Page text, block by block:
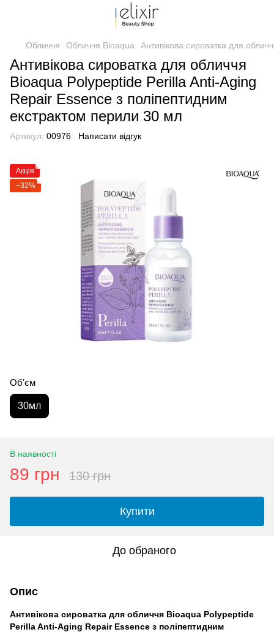
Обличчя Обличчя Bioaqua Антивікова сироватка для
Антивікова сироватка для обличчя
Bioaqua Polypeptide Perilla Anti-Aging
Repair Essence з поліпептидним
екстрактом перили 30 мл
Артикул: 00976 Написати відгук
Акція
−32%
Обʼєм
30мл
В наявності
89 грн 130 грн
Купити
До обраного
Опис
Антивікова сироватка для обличчя Bioaqua Polypeptide
Perilla Anti-Aging Repair Essence з поліпептидним